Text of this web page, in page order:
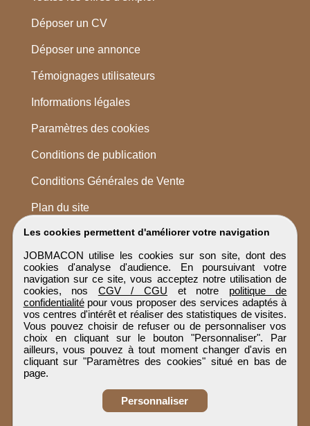
Les cookies permettent d'améliorer votre navigation
JOBMACON utilise les cookies sur son site, dont des
cookies d'analyse d'audience. En poursuivant votre
navigation sur ce site, vous acceptez notre utilisation de
cookies, nos CGV / CGU et notre politique de
confidentialitépour vous proposer des services adaptés à
vos centres d'intérêt et réaliser des statistiques de visites.
Vous pouvez choisir de refuser ou de personnaliser vos
choix en cliquant sur le bouton "Personnaliser". Par
ailleurs, vous pouvez à tout moment changer d'avis en
cliquant sur "Paramètres des cookies" situé en bas de
page.
Personnaliser
Déposer un CV
Déposer une annonce
Témoignages utilisateurs
Informations légales
Paramètres des cookies
Conditions de publication
Conditions Générales de Vente
Plan du site